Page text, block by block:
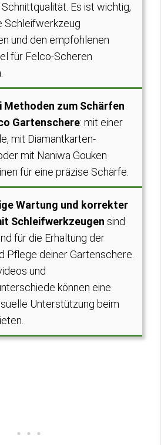
Es ist wichtig,
Schleifwerkzeug
und den empfohlenen
für Felco-Scheren
Methoden zum Schärfen
Gartenschere: mit einer
mit Diamantkarten-
mit Naniwa Gouken
für eine präzise Schärfe.
Wartung und korrekter
Schleifwerkzeugen sind
für die Erhaltung der
Pflege deiner Gartenschere.
und
können eine
Unterstützung beim